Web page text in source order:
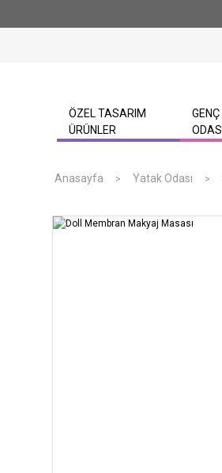
ÖZEL TASARIM
ÜRÜNLER
GENÇ
ODASI
Anasayfa Yatak Odası